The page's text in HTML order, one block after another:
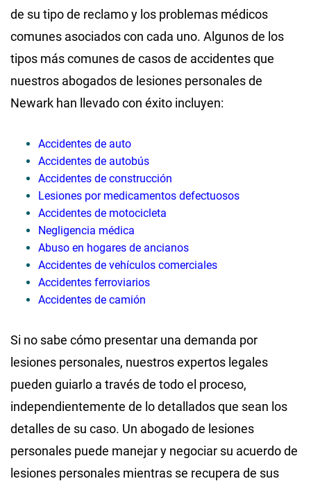
de su tipo de reclamo y los problemas médicos
comunes asociados con cada uno. Algunos de los
tipos más comunes de casos de accidentes que
nuestros abogados de lesiones personales de
Newark han llevado con éxito incluyen:
Accidentes de auto
Accidentes de autobús
Accidentes de construcción
Lesiones por medicamentos defectuosos
Accidentes de motocicleta
Negligencia médica
Abuso en hogares de ancianos
Accidentes de vehículos comerciales
Accidentes ferroviarios
Accidentes de camión
Si no sabe cómo presentar una demanda por
lesiones personales, nuestros expertos legales
pueden guiarlo a través de todo el proceso,
independientemente de lo detallados que sean los
detalles de su caso. Un abogado de lesiones
personales puede manejar y negociar su acuerdo de
lesiones personales mientras se recupera de sus